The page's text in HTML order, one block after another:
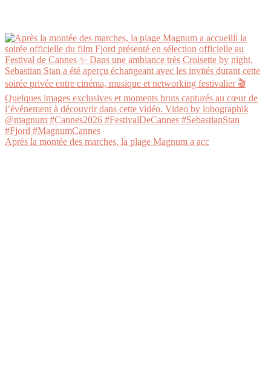
Après la montée des marches, la plage Magnum a acc